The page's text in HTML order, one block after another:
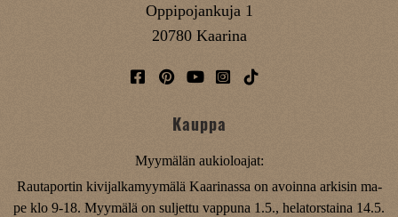
Oppipojankuja 1
20780 Kaarina
Kauppa
Myymälän aukioloajat:
Rautaportin kivijalkamyymälä Kaarinassa on avoinna arkisin ma-
pe klo 9-18. Myymälä on suljettu vappuna 1.5., helatorstaina 14.5.